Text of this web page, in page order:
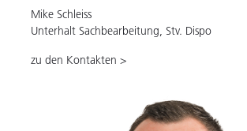
Mike Schleiss
Unterhalt Sachbearbeitung, Stv. Dispo
zu den Kontakten >